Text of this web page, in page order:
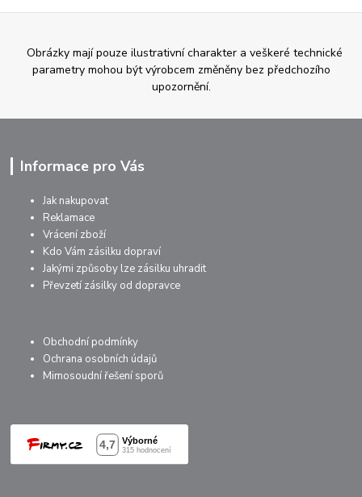
Obrázky mají pouze ilustrativní charakter a veškeré technické
parametry mohou být výrobcem změněny bez předchozího
upozornění.
Informace pro Vás
Jak nakupovat
Reklamace
Vrácení zboží
Kdo Vám zásilku dopraví
Jakými způsoby lze zásilku uhradit
Převzetí zásilky od dopravce
Obchodní podmínky
Ochrana osobních údajů
Mimosoudní řešení sporů